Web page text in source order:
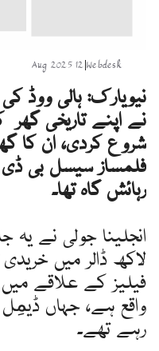
Webdesk
|
12 Aug 2025
نیویارک: ہالی ووڈ کی
نے اپنے تاریخی
شروع کردی، ان کا
رہائش گاہ تھا۔
لاکھ ڈالر میں
رہے تھے۔